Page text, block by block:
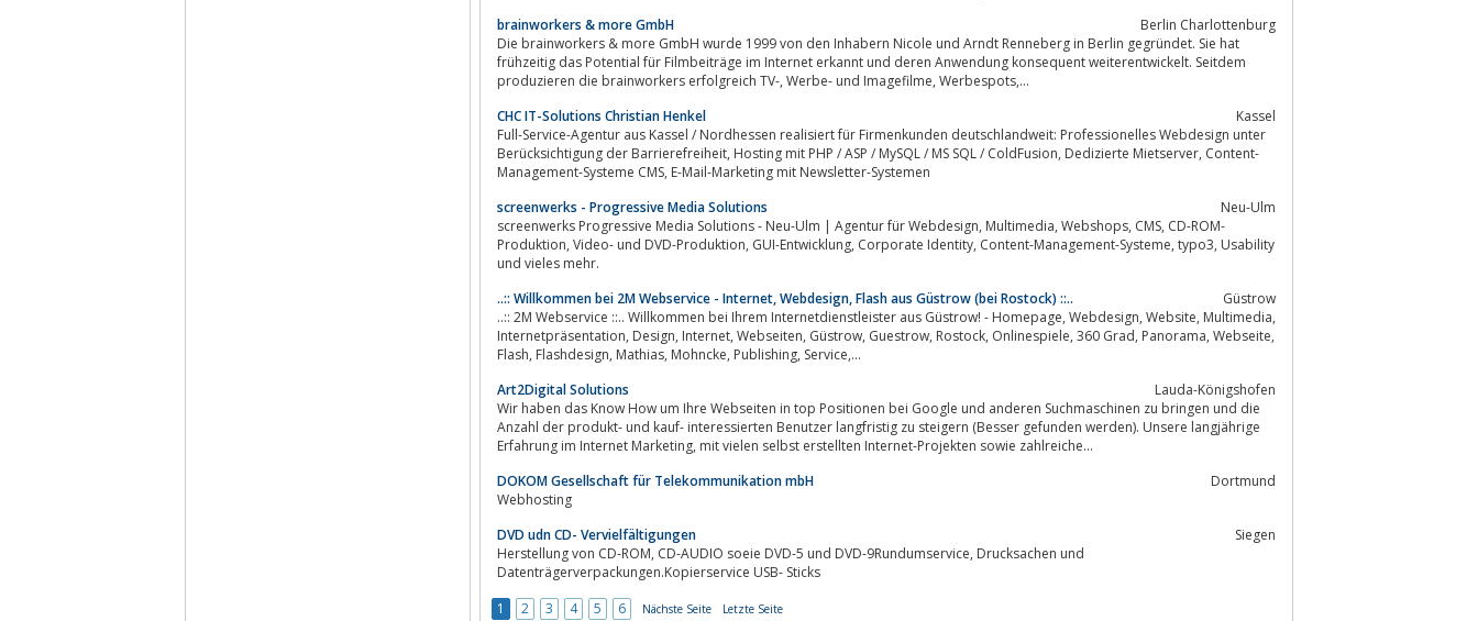
brainworkers & more GmbH
Berlin Charlottenburg
Die brainworkers & more GmbH wurde 1999 von den Inhabern Nicole und Arndt Renneberg in Berlin gegründet. Sie hat
frühzeitig das Potential für Filmbeiträge im Internet erkannt und deren Anwendung konsequent weiterentwickelt. Seitdem
produzieren die brainworkers erfolgreich TV-, Werbe- und Imagefilme, Werbespots,...
CHC IT-Solutions Christian Henkel
Kassel
Full-Service-Agentur aus Kassel / Nordhessen realisiert für Firmenkunden deutschlandweit: Professionelles Webdesign unter
Berücksichtigung der Barrierefreiheit, Hosting mit PHP / ASP / MySQL / MS SQL / ColdFusion, Dedizierte Mietserver, Content-
Management-Systeme CMS, E-Mail-Marketing mit Newsletter-Systemen
screenwerks - Progressive Media Solutions
Neu-Ulm
screenwerks Progressive Media Solutions - Neu-Ulm | Agentur für Webdesign, Multimedia, Webshops, CMS, CD-ROM-
Produktion, Video- und DVD-Produktion, GUI-Entwicklung, Corporate Identity, Content-Management-Systeme, typo3, Usability
und vieles mehr.
..:: Willkommen bei 2M Webservice - Internet, Webdesign, Flash aus Güstrow (bei Rostock) ::..
Güstrow
..:: 2M Webservice ::.. Willkommen bei Ihrem Internetdienstleister aus Güstrow! - Homepage, Webdesign, Website, Multimedia,
Internetpräsentation, Design, Internet, Webseiten, Güstrow, Guestrow, Rostock, Onlinespiele, 360 Grad, Panorama, Webseite,
Flash, Flashdesign, Mathias, Mohncke, Publishing, Service,...
Art2Digital Solutions
Lauda-Königshofen
Wir haben das Know How um Ihre Webseiten in top Positionen bei Google und anderen Suchmaschinen zu bringen und die
Anzahl der produkt- und kauf- interessierten Benutzer langfristig zu steigern (Besser gefunden werden). Unsere langjährige
Erfahrung im Internet Marketing, mit vielen selbst erstellten Internet-Projekten sowie zahlreiche...
DOKOM Gesellschaft für Telekommunikation mbH
Dortmund
Webhosting
DVD udn CD- Vervielfältigungen
Siegen
Herstellung von CD-ROM, CD-AUDIO soeie DVD-5 und DVD-9Rundumservice, Drucksachen und
Datenträgerverpackungen.Kopierservice USB- Sticks
1
2 3 4 5 6 Nächste Seite Letzte Seite